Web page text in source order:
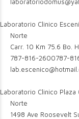
Laboratorio Clinico
Norte
Carr. 10 Km 75.6 Bo.
787-816-2600787-
Laboratorio Clinico Plaza
Norte
1498 Ave Roosevelt